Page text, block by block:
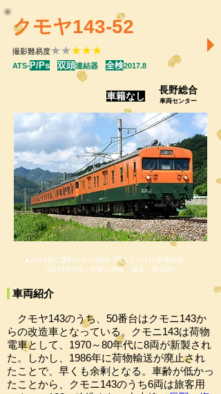
クモヤ143-52
撮影難易度★★★★★
ATS-P/Ps 双頭連結器 全検2017.8
車籍なし
長野総合
車両センター
▲2014年に運転された臨時「懐かしの115系湘南色」。
（2014年7月／＠篠ノ井線 坂北～聖高原）
車両紹介
クモヤ143のうち、50番台はクモニ143か
らの改造車となっている。クモニ143は荷物
電車として、1970～80年代に8両が新製され
た。しかし、1986年に荷物輸送が廃止され
たことで、早くも余剰となる。車齢が低かっ
たことから、クモニ143のうち6両は旅客用